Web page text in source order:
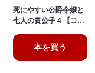
死にやすい公爵令嬢と
七人の貴公子 4 【コ…
本を買う